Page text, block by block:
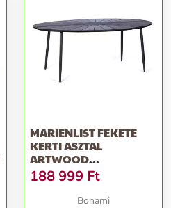
MARIENLIST FEKETE
KERTI ASZTAL
ARTWOOD
ASZTALLAPPAL, 190 X
115 CM - BONAMI
SELECTION
188 999 Ft
Bonami